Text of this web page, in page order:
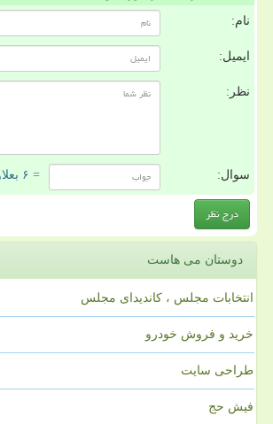
نام:
ایمیل:
نظر:
سوال: = ۶ بعلاوه ۳
دوستان می هاست
انتخابات مجلس ، کاندیدای مجلس
خرید و فروش خودرو
طراحی سایت
فیش حج